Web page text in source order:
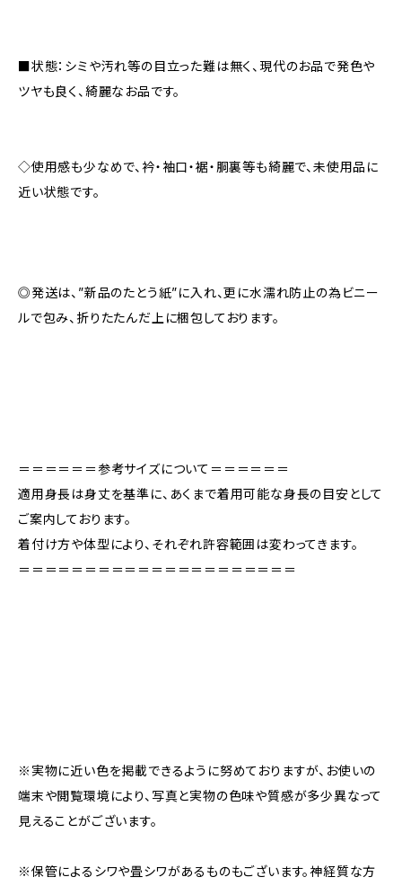
■状態：シミや汚れ等の目立った難は無く、現代のお品で発色や
ツヤも良く、綺麗なお品です。
◇使用感も少なめで、衿・袖口・裾・胴裏等も綺麗で、未使用品に
近い状態です。
◎発送は、”新品のたとう紙”に入れ、更に水濡れ防止の為ビニー
ルで包み、折りたたんだ上に梱包しております。
＝＝＝＝＝＝参考サイズについて＝＝＝＝＝＝
適用身長は身丈を基準に、あくまで着用可能な身長の目安として
ご案内しております。
着付け方や体型により、それぞれ許容範囲は変わってきます。
＝＝＝＝＝＝＝＝＝＝＝＝＝＝＝＝＝＝＝＝＝
※実物に近い色を掲載できるように努めておりますが、お使いの
端末や閲覧環境により、写真と実物の色味や質感が多少異なって
見えることがございます。
※保管によるシワや畳シワがあるものもございます。神経質な方